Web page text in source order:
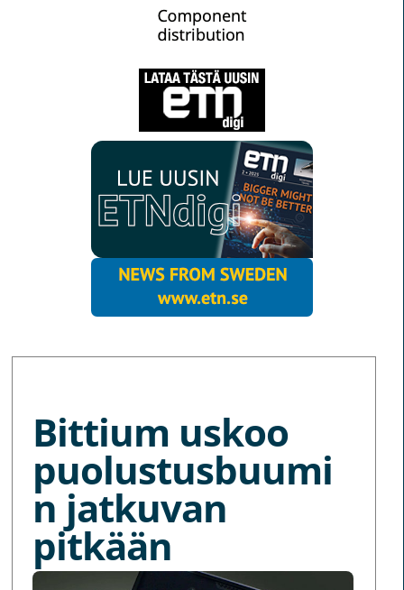
Bittium uskoo
puolustusbuumi
n jatkuvan
pitkään